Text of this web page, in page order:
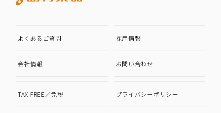
よくあるご質問 採用情報
会社情報 お問い合わせ
TAX FREE／免税 プライバシーポリシー